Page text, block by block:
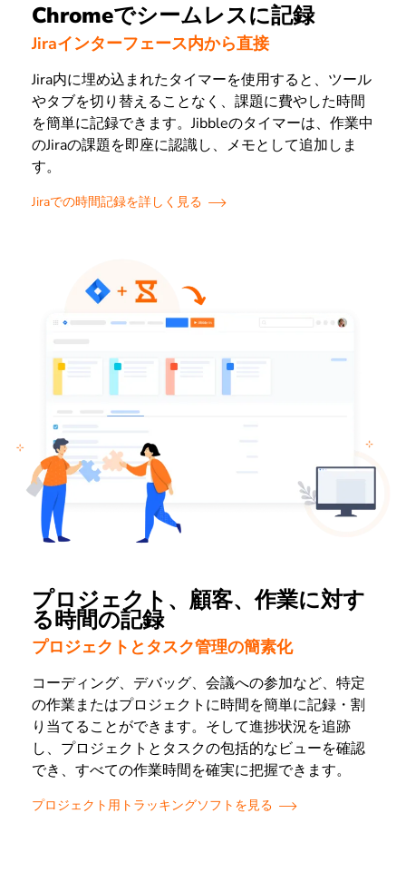
Chromeでシームレスに記録
Jiraインターフェース内から直接
Jira内に埋め込まれたタイマーを使用すると、ツール
やタブを切り替えることなく、課題に費やした時間
を簡単に記録できます。Jibbleのタイマーは、作業中
のJiraの課題を即座に認識し、メモとして追加しま
す。
Jiraでの時間記録を詳しく見る
プロジェクト、顧客、作業に対す
る時間の記録
プロジェクトとタスク管理の簡素化
コーディング、デバッグ、会議への参加など、特定
の作業またはプロジェクトに時間を簡単に記録・割
り当てることができます。そして進捗状況を追跡
し、プロジェクトとタスクの包括的なビューを確認
でき、すべての作業時間を確実に把握できます。
プロジェクト用トラッキングソフトを見る